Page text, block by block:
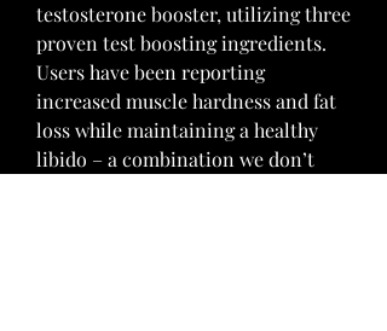
testosterone booster, utilizing three
proven test boosting ingredients.
Users have been reporting
increased muscle hardness and fat
loss while maintaining a healthy
libido – a combination we don’t